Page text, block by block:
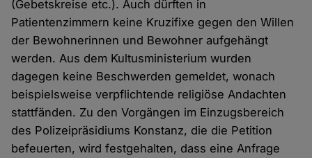
(Gebetskreise etc.). Auch dürften in
Patientenzimmern keine Kruzifixe gegen den Willen
der Bewohnerinnen und Bewohner aufgehängt
werden. Aus dem Kultusministerium wurden
dagegen keine Beschwerden gemeldet, wonach
beispielsweise verpflichtende religiöse Andachten
stattfänden. Zu den Vorgängen im Einzugsbereich
des Polizeipräsidiums Konstanz, die die Petition
befeuerten, wird festgehalten, dass eine Anfrage